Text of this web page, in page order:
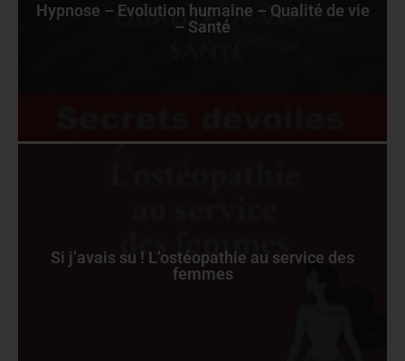
Hypnose – Evolution humaine – Qualité de vie
– Santé
Si j’avais su ! L’ostéopathie au service des
femmes